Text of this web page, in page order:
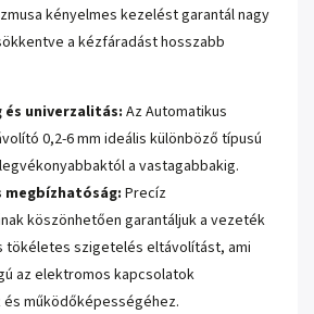
kényelmes kezelést garantál nagy
a kézfáradást hosszabb
és univerzalitás: Az Automatikus
0,2-6 mm ideális különböző típusú
a vastagabbakig.
megbízhatóság: Precíz
köszönhetően garantáljuk a vezeték
tökéletes szigetelés eltávolítást, ami
az elektromos kapcsolatok
működőképességéhez.